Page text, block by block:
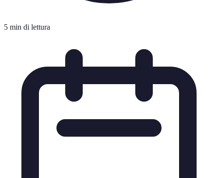
5 min di lettura